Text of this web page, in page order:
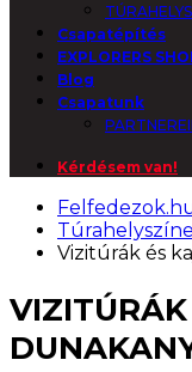
Csapatépítés
EXPLORERS
Blog
Csapatunk
Kérdésem van!
Vizitúrák és